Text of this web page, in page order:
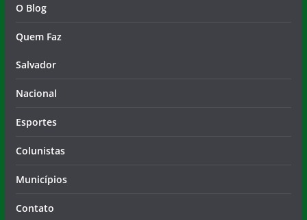
O Blog
Quem Faz
Salvador
Nacional
Esportes
Colunistas
Municípios
Contato